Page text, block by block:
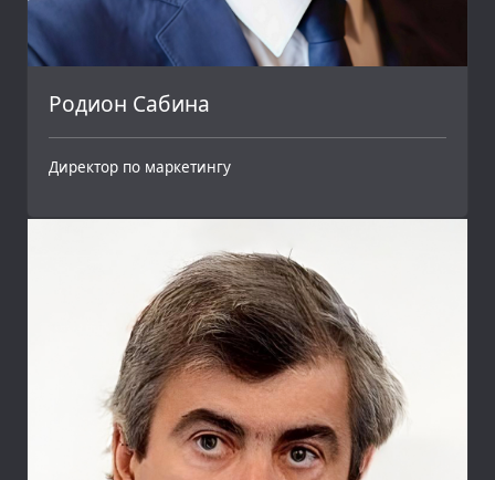
Родион Сабина
Директор по маркетингу